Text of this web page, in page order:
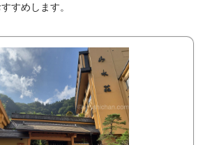
すめします。